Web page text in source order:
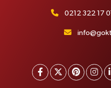
0212 322 17